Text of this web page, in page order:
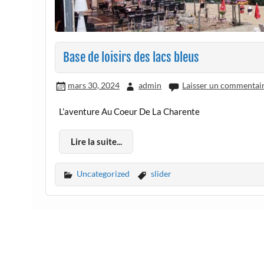
Base de loisirs des lacs bleus
mars 30, 2024 admin Laisser un
L’aventure Au Coeur De La Charente
Lire la suite...
Uncategorized slider